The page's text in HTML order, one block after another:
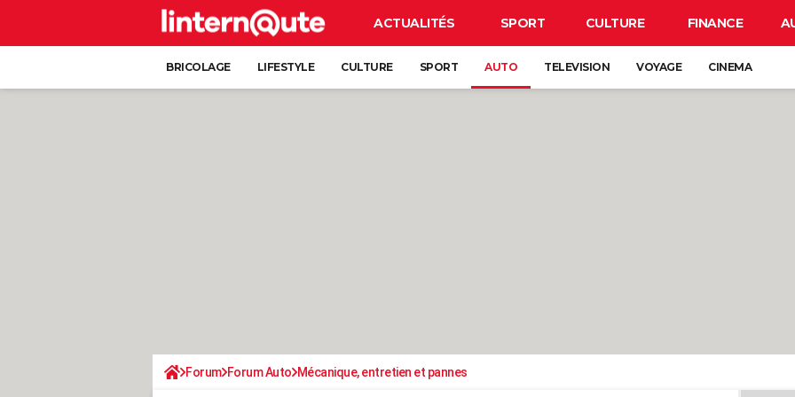
ACTUALITÉS SPORT CULTURE FINANCE
BRICOLAGE LIFESTYLE CULTURE SPORT AUTO TELEVISION VOYAGE CINEMA
Forum Forum Auto Mécanique, entretien et pannes